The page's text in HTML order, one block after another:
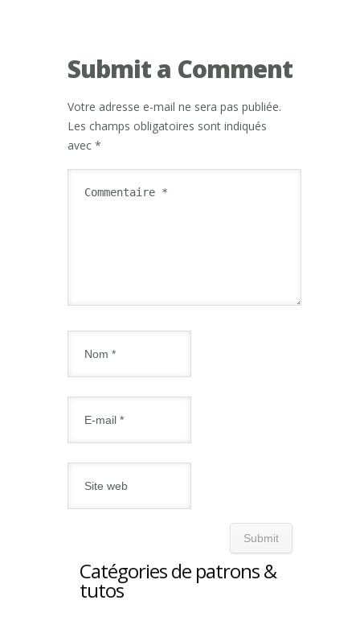
Submit a Comment
Votre adresse e-mail ne sera pas publiée.
Les champs obligatoires sont indiqués
avec *
Catégories de patrons &
tutos